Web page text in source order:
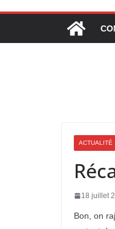
ACTUALITÉ
18 juillet
Bon, on